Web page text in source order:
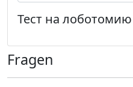
Тест на лоботомию
Fragen